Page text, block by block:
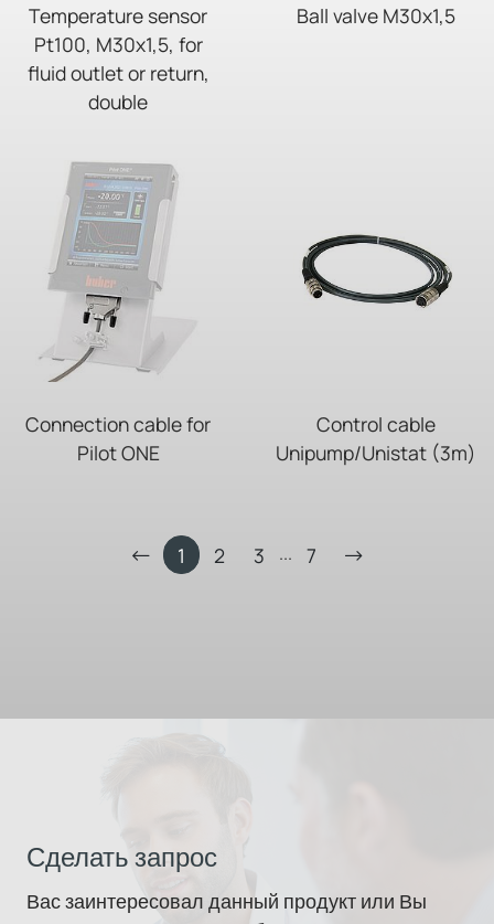
Temperature sensor
Pt100, M30x1,5, for
fluid outlet or return,
double
Ball valve M30x1,5
Connection cable for
Pilot ONE
Control cable
Unipump/Unistat (3m)
1 2 3 ... 7
Сделать запрос
Вас заинтересовал данный продукт или Вы